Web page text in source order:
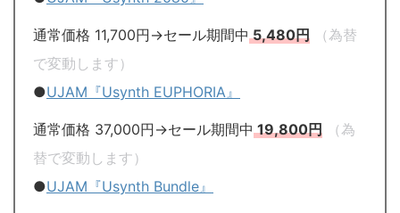
通常価格 11,700円→セール期間中5,480円
（為替
で変動します）
●UJAM『Usynth EUPHORIA』
通常価格 37,000円→セール期間中19,800円
（為
替で変動します）
●UJAM『Usynth Bundle』